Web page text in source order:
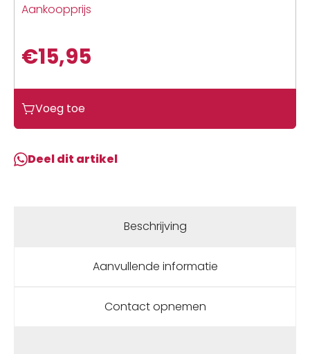
Aankoopprijs
€15,95
Voeg toe
Deel dit artikel
Beschrijving
Aanvullende informatie
Contact opnemen